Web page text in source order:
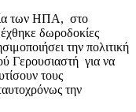
των ΗΠΑ, στο
δωροδοκίες
την πολιτική
Γερουσιαστή για να
τους
την